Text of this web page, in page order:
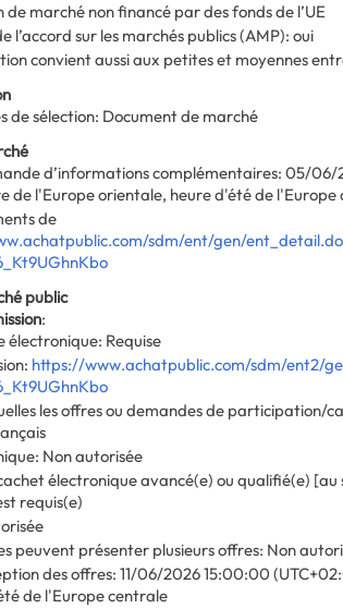
marché non financé par des fonds de l’UE
l’accord sur les marchés publics (AMP): oui
convient aussi aux petites et moyennes
de sélection: Document de marché
d’informations complémentaires: 05/06/
de l'Europe orientale, heure d'été de l'Europe
de
sdm/ent/gen/
public
:
électronique: Requise
: https://www.achatpublic.com/sdm/ent2/
les offres ou demandes de participation/
: Non autorisée
électronique avancé(e) ou qualifié(e) [au
requis(e)
peuvent présenter plusieurs offres: Non
des offres: 11/06/202615:00:00
de l'Europe centrale